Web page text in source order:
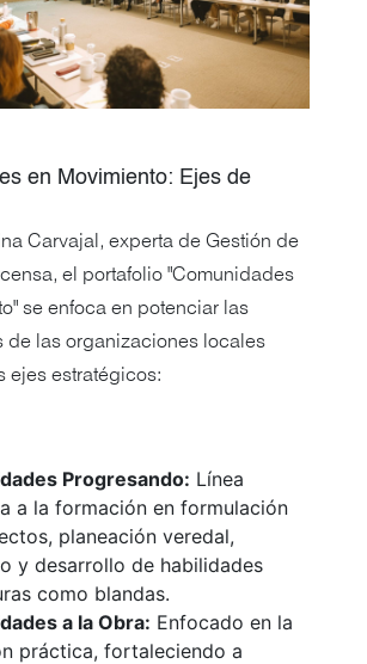
en Movimiento: Ejes de
Carvajal, experta de Gestión de
el portafolio "Comunidades
se enfoca en potenciar las
de las organizaciones locales
ejes estratégicos:
Progresando: Línea
a la formación en formulación
planeación veredal,
y desarrollo de habilidades
como blandas.
a la Obra: Enfocado en la
práctica, fortaleciendo a